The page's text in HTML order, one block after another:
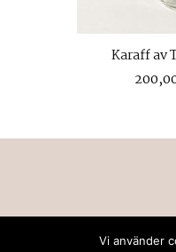
Karaff av
© Vi använder